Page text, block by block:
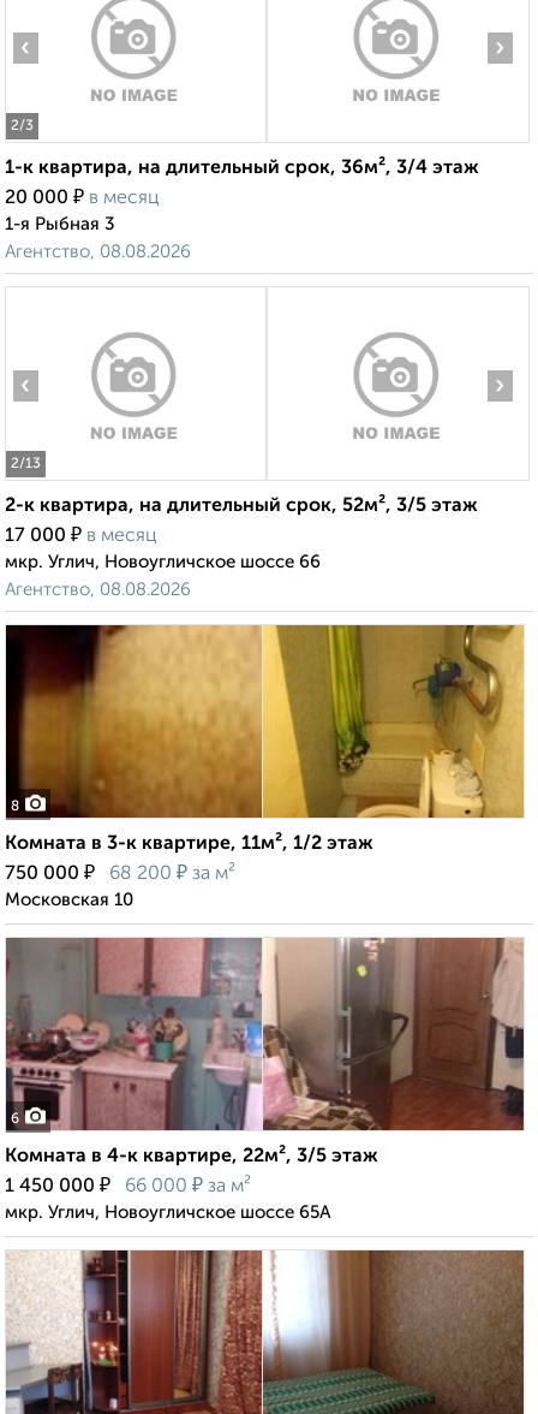
2/3
‹ ›
1-к квартира, на длительный срок, 36м², 3/4 этаж
20 000 ₽ в месяц
1-я Рыбная 3
Агентство, 08.08.2026
2/13
‹ ›
2-к квартира, на длительный срок, 52м², 3/5 этаж
17 000 ₽ в месяц
мкр. Углич, Новоугличское шоссе 66
Агентство, 08.08.2026
8
Комната в 3-к квартире, 11м², 1/2 этаж
750 000 ₽ 68 200 ₽ за м²
Московская 10
6
Комната в 4-к квартире, 22м², 3/5 этаж
1 450 000 ₽ 66 000 ₽ за м²
мкр. Углич, Новоугличское шоссе 65А